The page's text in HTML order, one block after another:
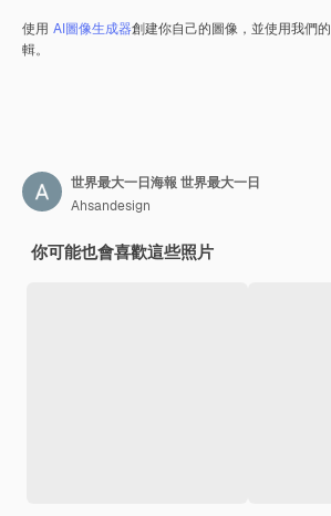
使用 AI圖像生成器創建你自己的圖像，並使用我們的
輯。
世界最大一日海報 世界最大一日
Ahsandesign
你可能也會喜歡這些照片